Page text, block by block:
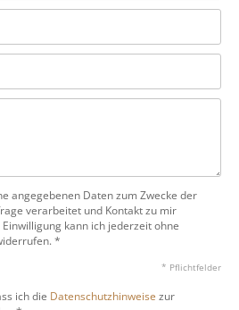
angegebenen Daten zum Zwecke der
verarbeitet und Kontakt zu mir
kann ich jederzeit ohne
*
* Pflichtfelder
ich die Datenschutzhinweise zur